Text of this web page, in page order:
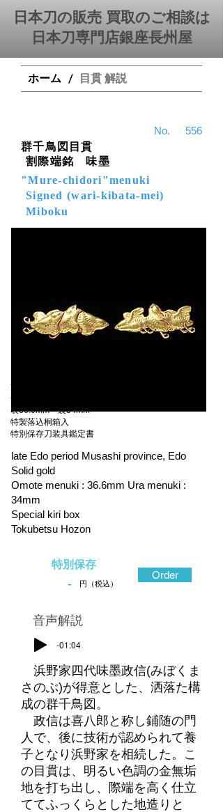
日本刀の販売 買取のご相談は
日本刀専門店銀座⻑州屋
ホーム / 目貫 解説
556
​No.
群千鳥図目貫
割際端銘 味墨
"Mure-chidori"menuki
Signed (wari-kibata-mei)
Miboku
江戸後期 武蔵国江戸
金無垢地容彫
表36.6mm 裏34mm
特製落込桐箱入
特別保存刀装具鑑定書
late Edo period Musashi province, Edo
Solid gold
Omote menuki : 36.6mm Ura menuki :
34mm
Special kiri box
Tokubetsu Hozon
特別保存
- 円（税込）
Order
​音声解説
-01:04
浜野家四代味墨政信(みぼくま
さのぶ)が得意とした、洒落た構
成の群千鳥図。
政信は喜八郎と称し鋪随の門
人で、後に技術が認められて養
子となり浜野家を相続した。こ
の目貫は、明るい色調の金無垢
地を打ち出し、際端を高く仕立
ててふっくらとした地造りと